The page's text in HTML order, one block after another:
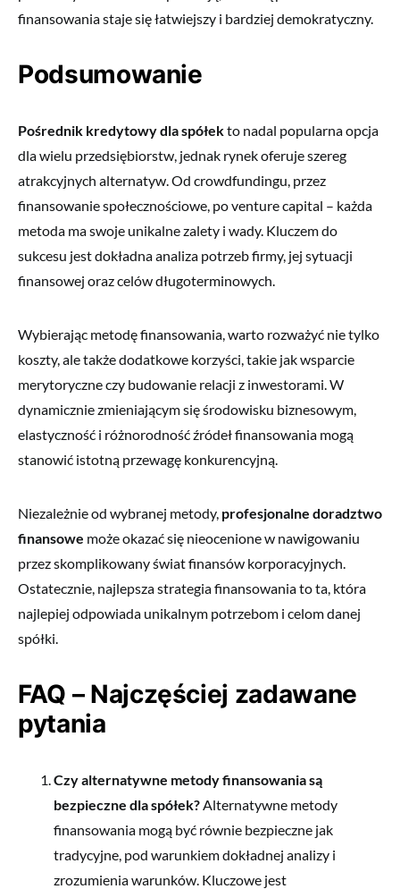
finansowania staje się łatwiejszy i bardziej demokratyczny.
Podsumowanie
Pośrednik kredytowy dla spółekto nadal popularna opcja
dla wielu przedsiębiorstw, jednak rynek oferuje szereg
atrakcyjnych alternatyw. Od crowdfundingu, przez
finansowanie społecznościowe, po venture capital – każda
metoda ma swoje unikalne zalety i wady. Kluczem do
sukcesu jest dokładna analiza potrzeb firmy, jej sytuacji
finansowej oraz celów długoterminowych.
Wybierając metodę finansowania, warto rozważyć nie tylko
koszty, ale także dodatkowe korzyści, takie jak wsparcie
merytoryczne czy budowanie relacji z inwestorami. W
dynamicznie zmieniającym się środowisku biznesowym,
elastyczność i różnorodność źródeł finansowania mogą
stanowić istotną przewagę konkurencyjną.
Niezależnie od wybranej metody, profesjonalne doradztwo
finansowe może okazać się nieocenione w nawigowaniu
przez skomplikowany świat finansów korporacyjnych.
Ostatecznie, najlepsza strategia finansowania to ta, która
najlepiej odpowiada unikalnym potrzebom i celom danej
spółki.
FAQ – Najczęściej zadawane
pytania
Czy alternatywne metody finansowania są
bezpieczne dla spółek?Alternatywne metody
finansowania mogą być równie bezpieczne jak
tradycyjne, pod warunkiem dokładnej analizy i
zrozumienia warunków. Kluczowe jest